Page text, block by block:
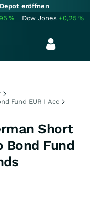
eröffnen
% Dow Jones +0,25%
Fund EUR I Acc
Short
Bond Fund